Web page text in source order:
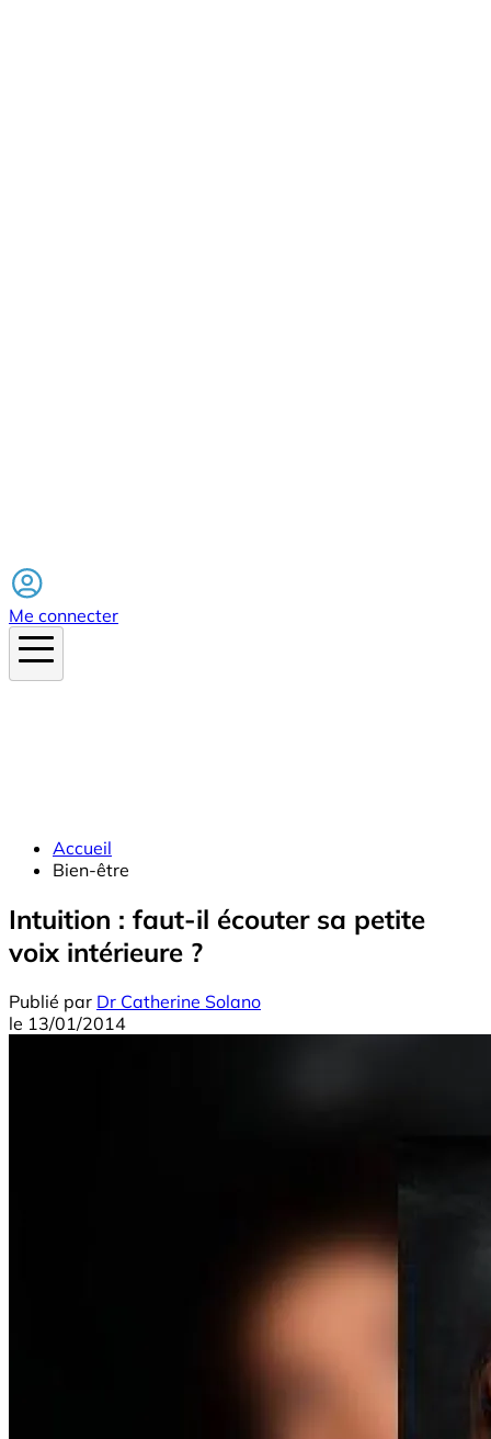
Me connecter
Accueil
Bien-être
Intuition : faut-il écouter sa petite
voix intérieure ?
Publié par Dr Catherine Solano
le 13/01/2014